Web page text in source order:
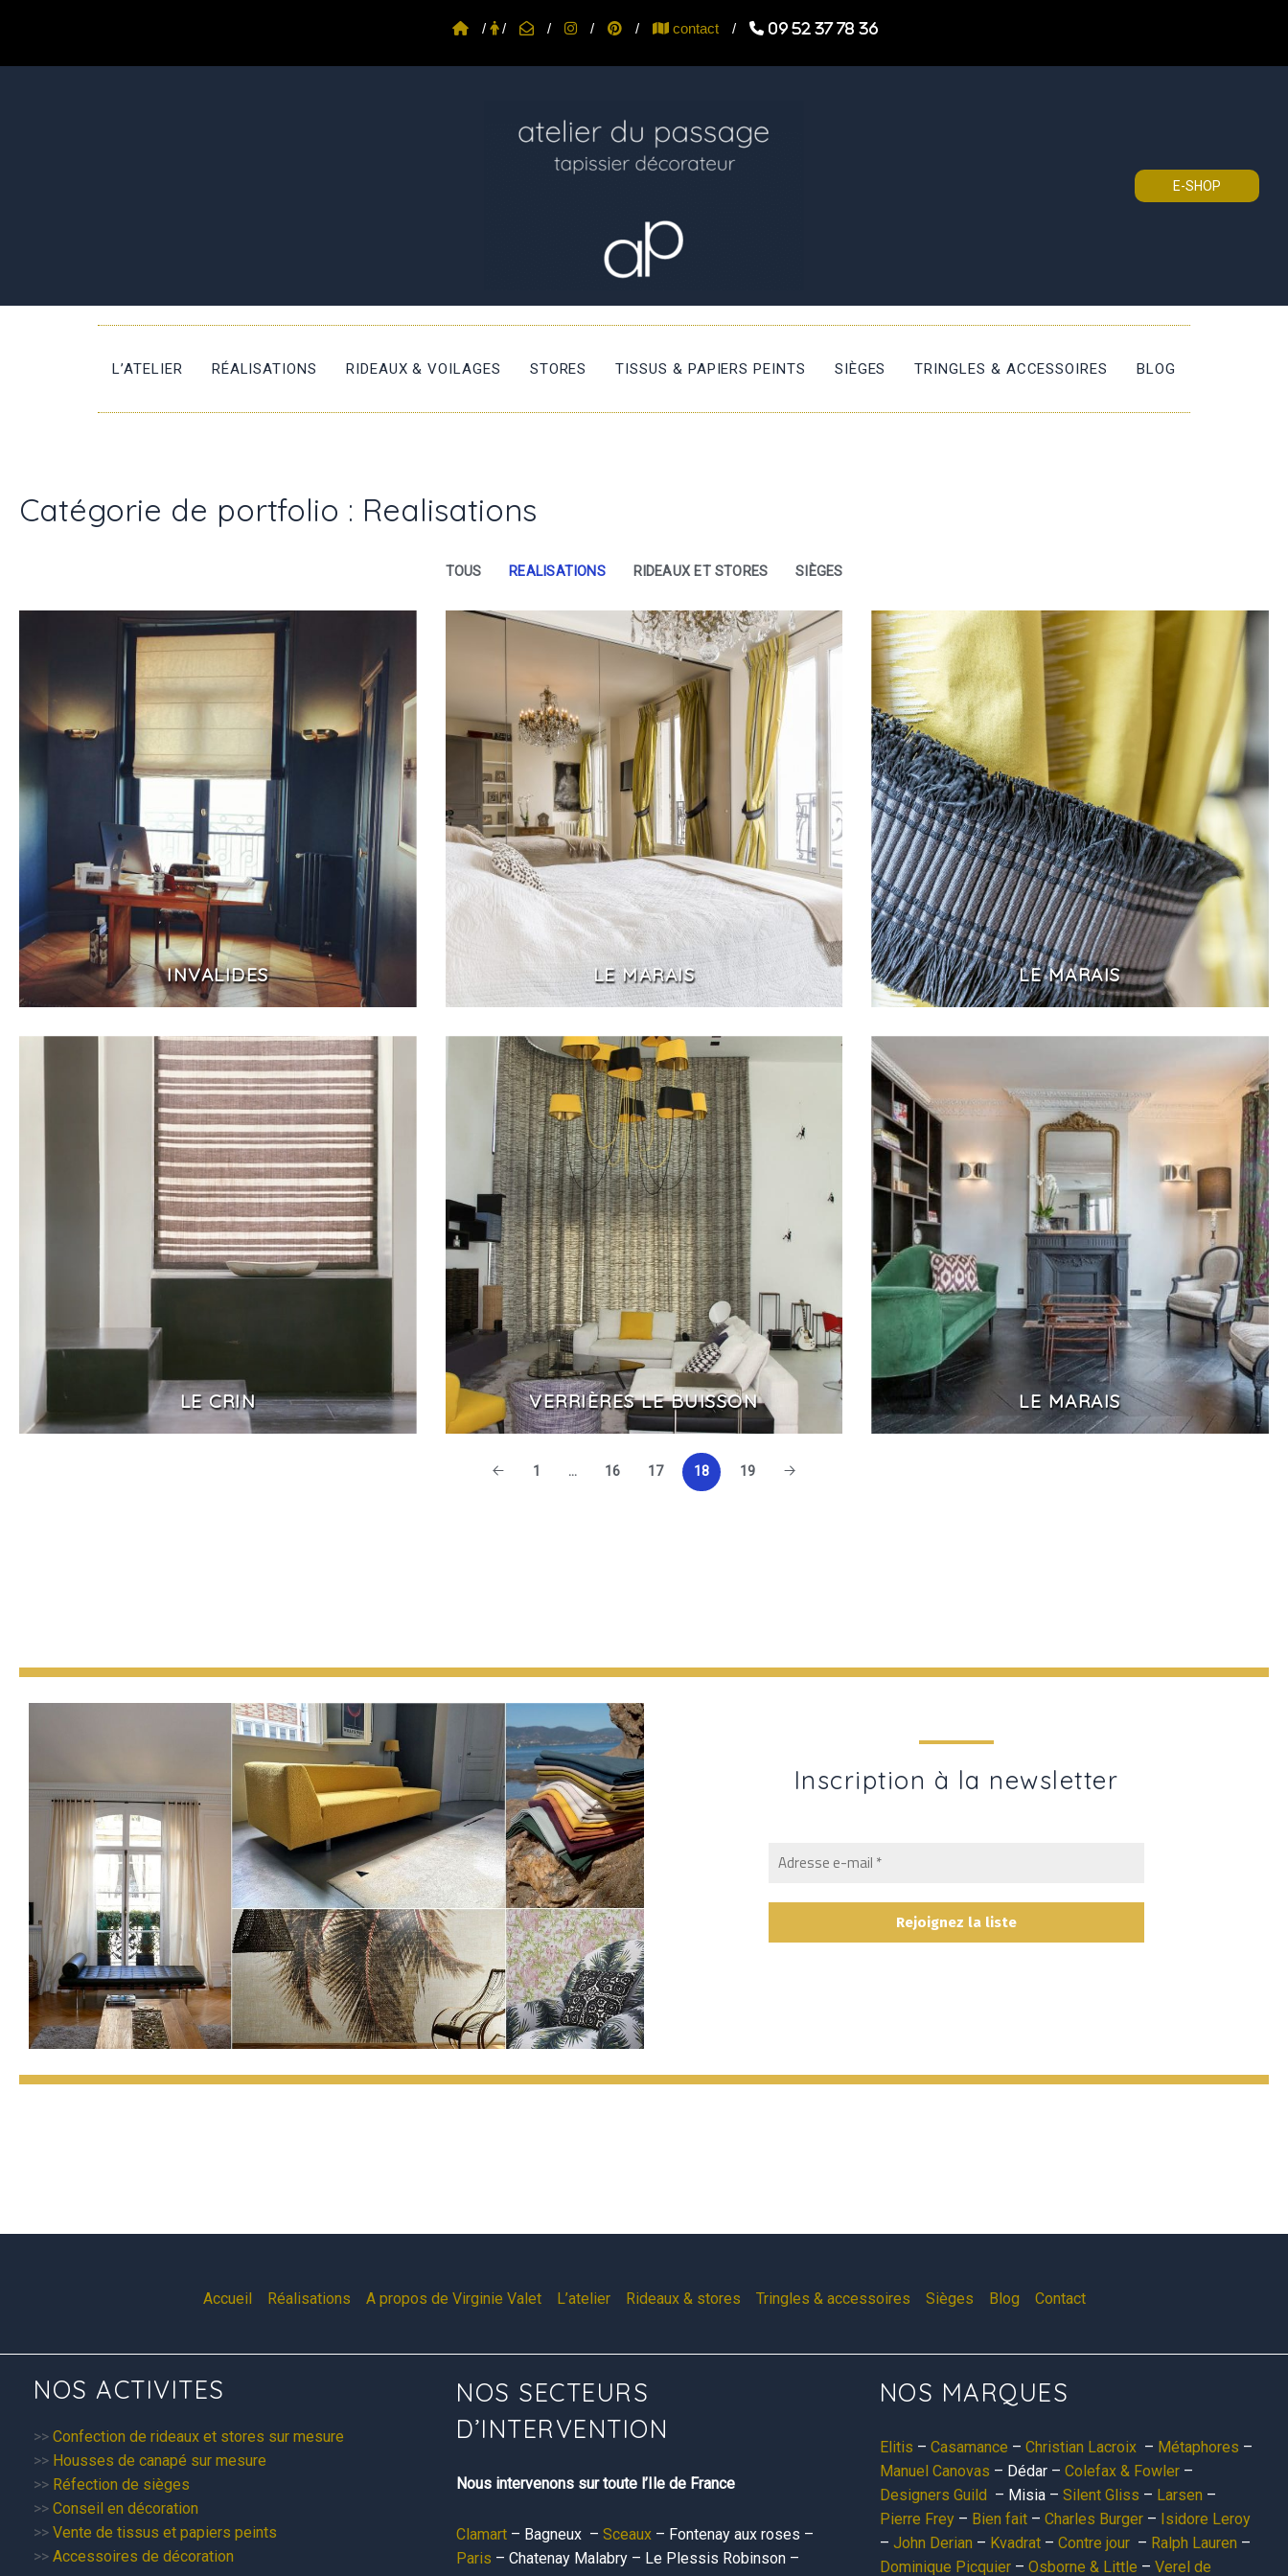
/ / / / / contact / 09 52 37 78 36
E-SHOP
L’ATELIER RÉALISATIONS RIDEAUX & VOILAGES STORES TISSUS & PAPIERS PEINTS SIÈGES TRINGLES & ACCESSOIRES BLOG
Catégorie de portfolio : Realisations
TOUS REALISATIONS RIDEAUX ET STORES SIÈGES
INVALIDES LE MARAIS LE MARAIS
LE CRIN VERRIÈRES LE BUISSON LE MARAIS
1 … 16 17 18 19
Inscription à la newsletter
Accueil Réalisations A propos de Virginie Valet L’atelier Rideaux & stores Tringles & accessoires Sièges Blog Contact
NOS ACTIVITES
>> Confection de rideaux et stores sur mesure
>> Housses de canapé sur mesure
>> Réfection de sièges
>> Conseil en décoration
>> Vente de tissus et papiers peints
>> Accessoires de décoration
NOS SECTEURS
D’INTERVENTION
Nous intervenons sur toute l’Ile de France
Clamart – Bagneux –Sceaux – Fontenay aux roses –
Paris – Chatenay Malabry – Le Plessis Robinson –
NOS MARQUES
Elitis – Casamance – Christian Lacroix– Métaphores –
Manuel Canovas – Dédar – Colefax & Fowler–
Designers Guild – Misia – Silent Gliss – Larsen –
Pierre Frey– Bien fait– Charles Burger– Isidore Leroy
– John Derian – Kvadrat– Contre jour– Ralph Lauren –
Dominique Picquier– Osborne & Little – Verel de